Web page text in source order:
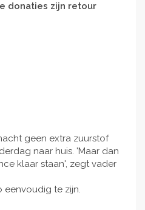
donaties zijn retour
geen extra zuurstof
naar huis. 'Maar dan
klaar staan', zegt vader
eenvoudig te zijn.